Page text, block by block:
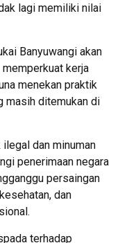
lagi memiliki nilai
Banyuwangi akan
kerja
menekan praktik
masih ditemukan di
dan minuman
penerimaan negara
persaingan
dan
terhadap